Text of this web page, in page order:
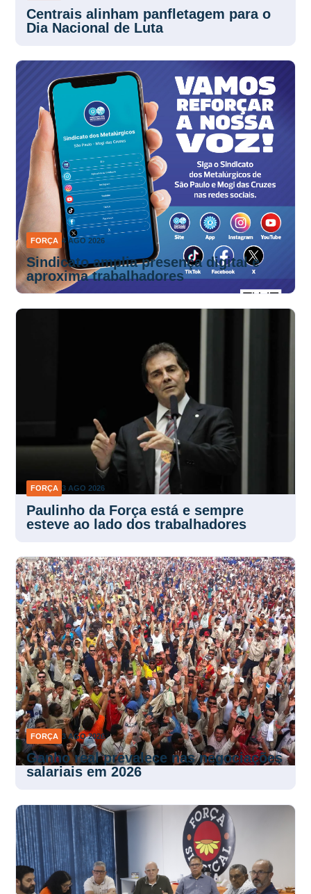
Centrais alinham panfletagem para o
Dia Nacional de Luta
FORÇA 4 AGO 2026
Sindicato amplia presença digital e
aproxima trabalhadores
FORÇA 3 AGO 2026
Paulinho da Força está e sempre
esteve ao lado dos trabalhadores
FORÇA 3 AGO 2026
Ganho real prevalece nas negociações
salariais em 2026